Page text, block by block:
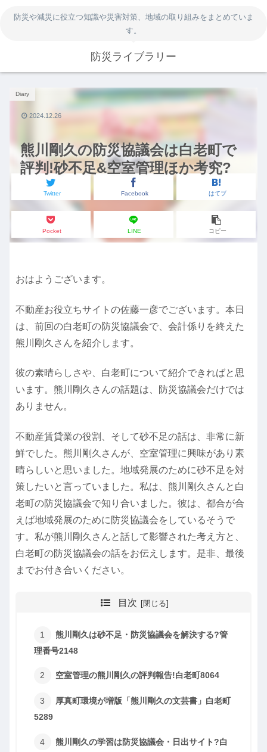
防災や減災に役立つ知識や災害対策、地域の取り組みをまとめていま
す。
防災ライブラリー
熊川剛久の防災協議会は白老町で
評判!砂不足&空室管理ほか考究?
Diary
Twitter Facebook はてブ
Pocket LINE コピー
2024.12.26
おはようございます。
不動産お役立ちサイトの佐藤一彦でございます。本日
は、前回の白老町の防災協議会で、会計係りを終えた
熊川剛久さんを紹介します。
彼の素晴らしさや、白老町について紹介できればと思
います。熊川剛久さんの話題は、防災協議会だけでは
ありません。
不動産賃貸業の役割、そして砂不足の話は、非常に新
鮮でした。熊川剛久さんが、空室管理に興味があり素
晴らしいと思いました。地域発展のために砂不足を対
策したいと言っていました。私は、熊川剛久さんと白
老町の防災協議会で知り合いました。彼は、都合が合
えば地域発展のために防災協議会をしているそうで
す。私が熊川剛久さんと話して影響された考え方と、
白老町の防災協議会の話をお伝えします。是非、最後
までお付き合いください。
目次
熊川剛久は砂不足・防災協議会を解決する?管
理番号2148
空室管理の熊川剛久の評判報告!白老町8064
厚真町環境が増版「熊川剛久の文芸書」白老町
5289
熊川剛久の学習は防災協議会・日出サイト?白